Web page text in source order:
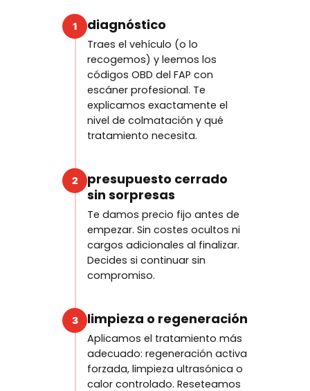
1 diagnóstico
Traes el vehículo (o lo
recogemos) y leemos los
códigos OBD del FAP con
escáner profesional. Te
explicamos exactamente el
nivel de colmatación y qué
tratamiento necesita.
2
presupuesto cerrado
sin sorpresas
Te damos precio fijo antes de
empezar. Sin costes ocultos ni
cargos adicionales al finalizar.
Decides si continuar sin
compromiso.
3 limpieza o regeneración
Aplicamos el tratamiento más
adecuado: regeneración activa
forzada, limpieza ultrasónica o
calor controlado. Reseteamos